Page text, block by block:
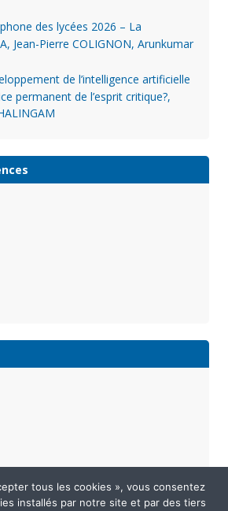
des lycées 2026 – La
Jean-Pierre COLIGNON, Arunkumar
de l’intelligence artificielle
permanent de l’esprit critique?,
tous les cookies », vous consentez
installés par notre site et par des tiers